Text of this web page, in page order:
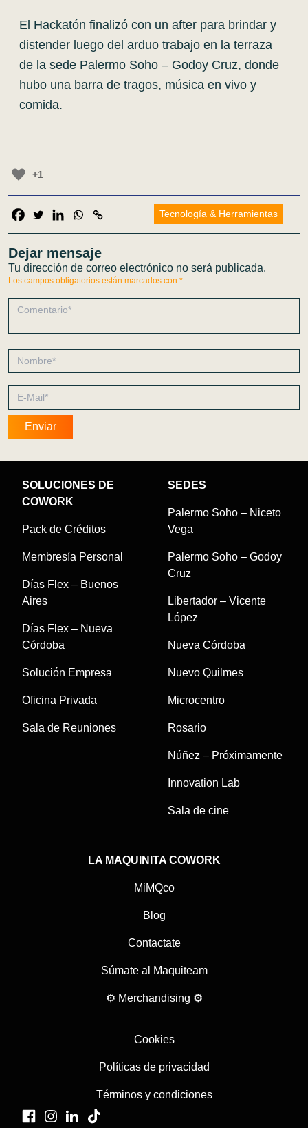
El Hackatón finalizó con un after para brindar y
distender luego del arduo trabajo en la terraza
de la sede Palermo Soho – Godoy Cruz, donde
hubo una barra de tragos, música en vivo y
comida.
+1
Tecnología & Herramientas
Dejar mensaje
Tu dirección de correo electrónico no será publicada.
Los campos obligatorios están marcados con *
SOLUCIONES DE
COWORK
Pack de Créditos
Membresía Personal
Días Flex – Buenos
Aires
Días Flex – Nueva
Córdoba
Solución Empresa
Oficina Privada
Sala de Reuniones
SEDES
Palermo Soho – Niceto
Vega
Palermo Soho – Godoy
Cruz
Libertador – Vicente
López
Nueva Córdoba
Nuevo Quilmes
Microcentro
Rosario
Núñez – Próximamente
Innovation Lab
Sala de cine
LA MAQUINITA COWORK
MiMQco
Blog
Contactate
Súmate al Maquiteam
⚙ Merchandising ⚙
Cookies
Políticas de privacidad
Términos y condiciones